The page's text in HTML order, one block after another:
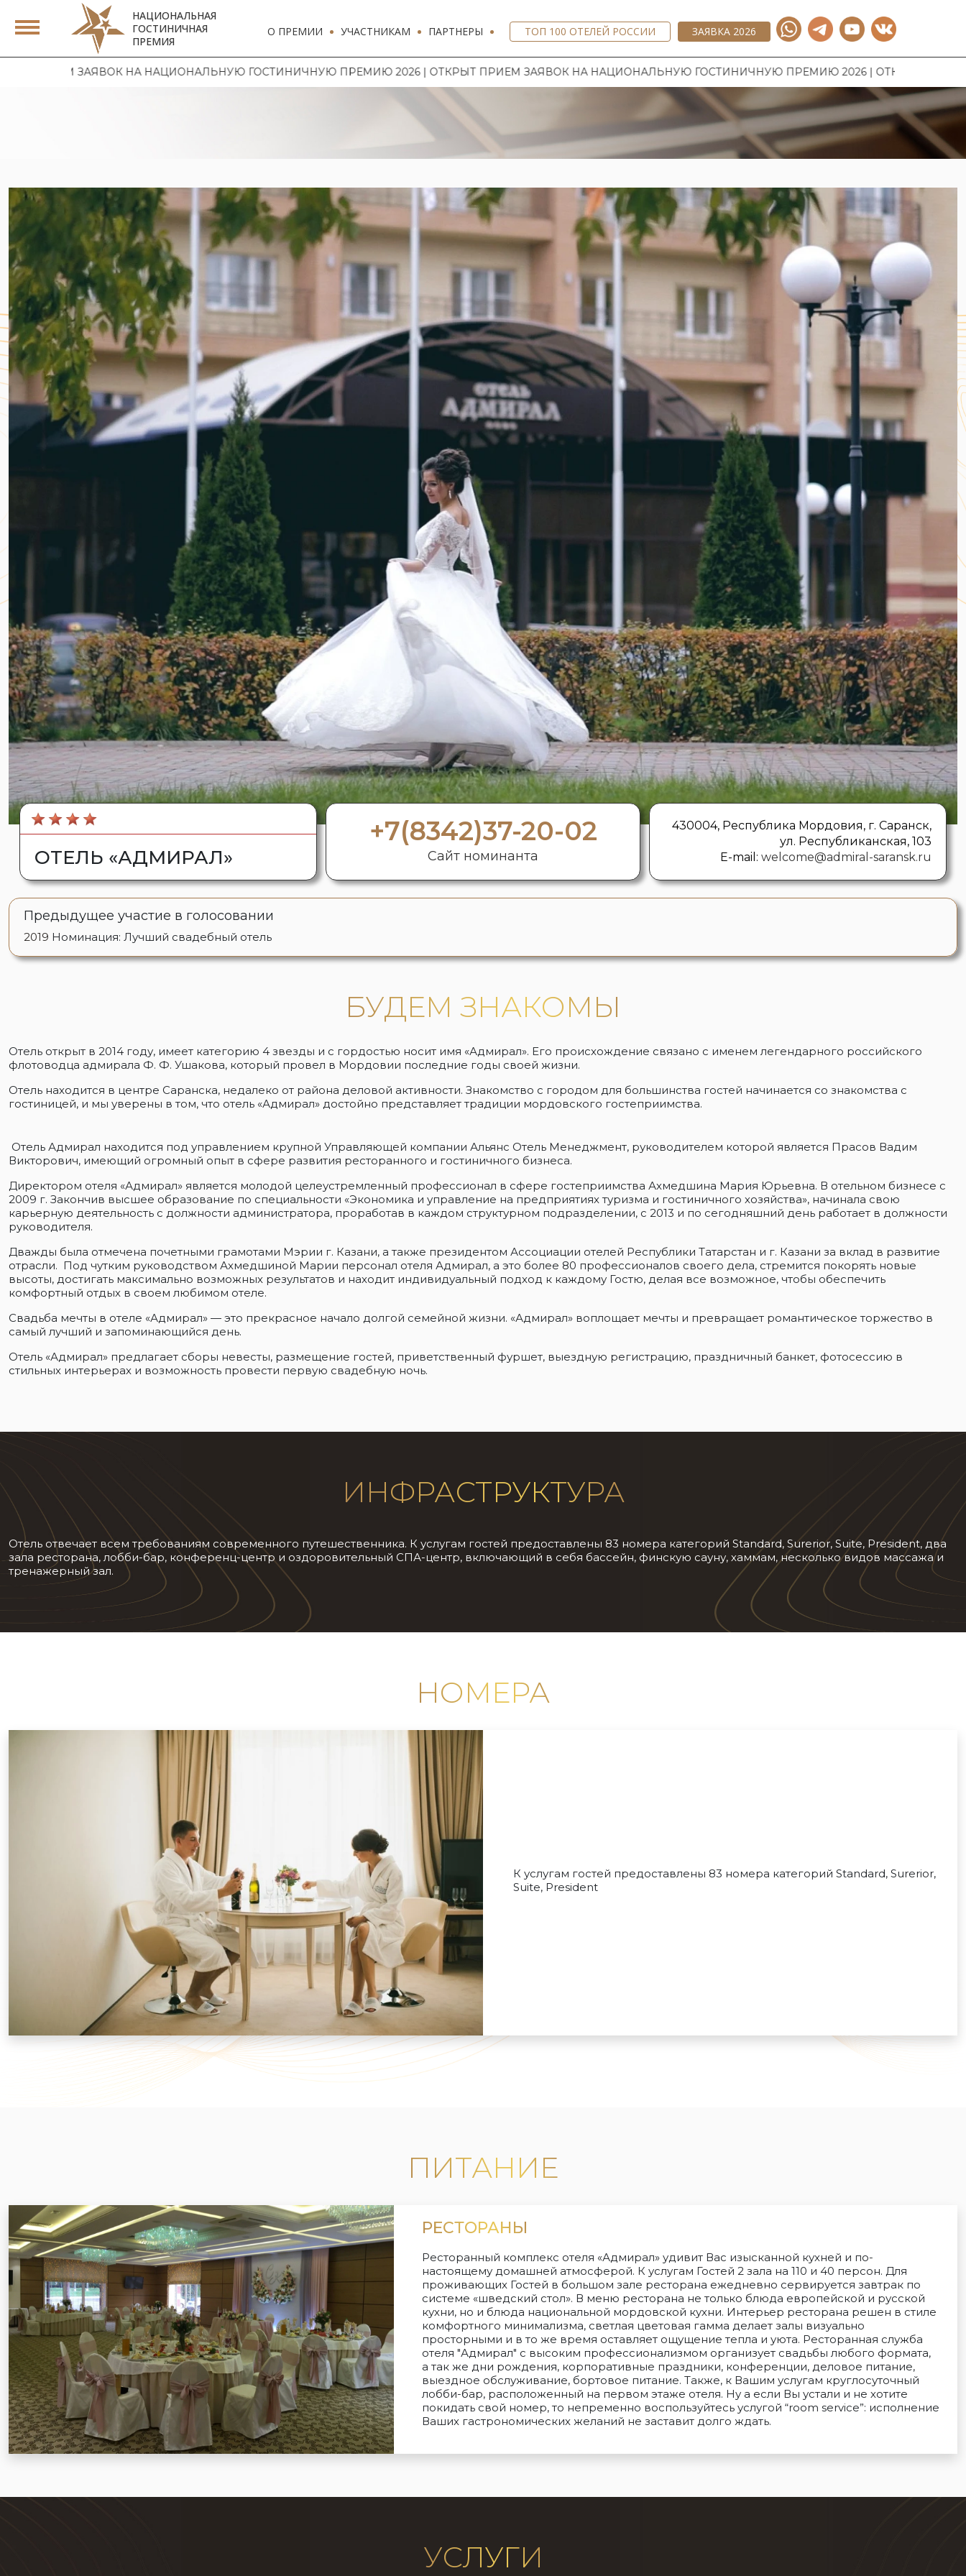
НАЦИОНАЛЬНАЯ
ГОСТИНИЧНАЯ
ПРЕМИЯ
О ПРЕМИИ УЧАСТНИКАМ ПАРТНЕРЫ ТОП 100 ОТЕЛЕЙ РОССИИ ЗАЯВКА 2026
НА НАЦИОНАЛЬНУЮ ГОСТИНИЧНУЮ ПРЕМИЮ 2026 | ОТКРЫТ ПРИЕМ ЗАЯВОК НА НАЦИОНАЛЬНУЮ ГОСТИНИЧНУЮ ПРЕМИЮ 2026 | ОТКРЫТ ПРИЕМ ЗАЯВОК НА
ОТЕЛЬ «АДМИРАЛ»
+7(8342)37-20-02
Сайт номинанта
430004, Республика Мордовия, г. Саранск,
ул. Республиканская, 103
E-mail: welcome@admiral-saransk.ru
Предыдущее участие в голосовании
2019 Номинация: Лучший свадебный отель
БУДЕМ ЗНАКОМЫ
Отель открыт в 2014 году, имеет категорию 4 звезды и с гордостью носит имя «Адмирал». Его происхождение связано с именем легендарного российского
флотоводца адмирала Ф. Ф. Ушакова, который провел в Мордовии последние годы своей жизни.
Отель находится в центре Саранска, недалеко от района деловой активности. Знакомство с городом для большинства гостей начинается со знакомства с
гостиницей, и мы уверены в том, что отель «Адмирал» достойно представляет традиции мордовского гостеприимства.
Отель Адмирал находится под управлением крупной Управляющей компании Альянс Отель Менеджмент, руководителем которой является Прасов Вадим
Викторович, имеющий огромный опыт в сфере развития ресторанного и гостиничного бизнеса.
Директором отеля «Адмирал» является молодой целеустремленный профессионал в сфере гостеприимства Ахмедшина Мария Юрьевна. В отельном бизнесе с
2009 г. Закончив высшее образование по специальности «Экономика и управление на предприятиях туризма и гостиничного хозяйства», начинала свою
карьерную деятельность с должности администратора, проработав в каждом структурном подразделении, с 2013 и по сегодняшний день работает в должности
руководителя.
Дважды была отмечена почетными грамотами Мэрии г. Казани, а также президентом Ассоциации отелей Республики Татарстан и г. Казани за вклад в развитие
отрасли. Под чутким руководством Ахмедшиной Марии персонал отеля Адмирал, а это более 80 профессионалов своего дела, стремится покорять новые
высоты, достигать максимально возможных результатов и находит индивидуальный подход к каждому Гостю, делая все возможное, чтобы обеспечить
комфортный отдых в своем любимом отеле.
Свадьба мечты в отеле «Адмирал» — это прекрасное начало долгой семейной жизни. «Адмирал» воплощает мечты и превращает романтическое торжество в
самый лучший и запоминающийся день.
Отель «Адмирал» предлагает сборы невесты, размещение гостей, приветственный фуршет, выездную регистрацию, праздничный банкет, фотосессию в
стильных интерьерах и возможность провести первую свадебную ночь.
ИНФРАСТРУКТУРА
Отель отвечает всем требованиям современного путешественника. К услугам гостей предоставлены 83 номера категорий Standard, Surerior, Suite, President, два
зала ресторана, лобби-бар, конференц-центр и оздоровительный СПА-центр, включающий в себя бассейн, финскую сауну, хаммам, несколько видов массажа и
тренажерный зал.
НОМЕРА
К услугам гостей предоставлены 83 номера категорий Standard, Surerior,
Suite, President
ПИТАНИЕ
РЕСТОРАНЫ
Ресторанный комплекс отеля «Адмирал» удивит Вас изысканной кухней и по-
настоящему домашней атмосферой. К услугам Гостей 2 зала на 110 и 40 персон. Для
проживающих Гостей в большом зале ресторана ежедневно сервируется завтрак по
системе «шведский стол». В меню ресторана не только блюда европейской и русской
кухни, но и блюда национальной мордовской кухни. Интерьер ресторана решен в стиле
комфортного минимализма, светлая цветовая гамма делает залы визуально
просторными и в то же время оставляет ощущение тепла и уюта. Ресторанная служба
отеля "Адмирал" с высоким профессионализмом организует свадьбы любого формата,
а так же дни рождения, корпоративные праздники, конференции, деловое питание,
выездное обслуживание, бортовое питание. Также, к Вашим услугам круглосуточный
лобби-бар, расположенный на первом этаже отеля. Ну а если Вы устали и не хотите
покидать свой номер, то непременно воспользуйтесь услугой “room service”: исполнение
Ваших гастрономических желаний не заставит долго ждать.
УСЛУГИ